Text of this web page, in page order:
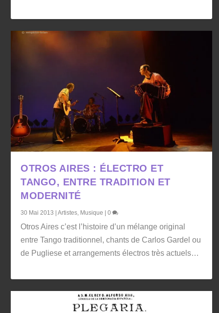
OTROS AIRES : ÉLECTRO ET
TANGO, ENTRE TRADITION ET
MODERNITÉ
30 Mai 2013 |Artistes Musique |0
Otros Aires c’est l’histoire d’un mélange original
entre Tango traditionnel, chants de Carlos Gardel ou
de Pugliese et arrangements électros très actuels…